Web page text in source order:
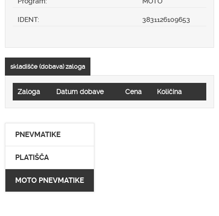
IDENT: 3831126109653
skladišče (dobava) zaloga
Zaloga Datum dobave Cena Količina
PNEVMATIKE
PLATIŠČA
MOTO PNEVMATIKE